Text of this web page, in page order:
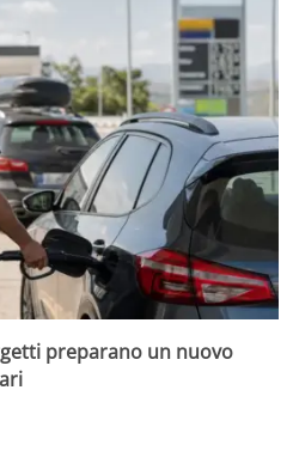
preparano un nuovo